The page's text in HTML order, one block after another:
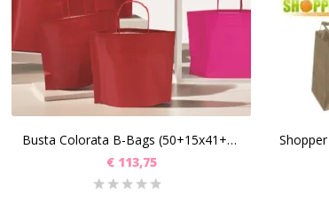
SCEGLI
Busta Colorata B-Bags (50+15x41+1) Pz 250
€113,75